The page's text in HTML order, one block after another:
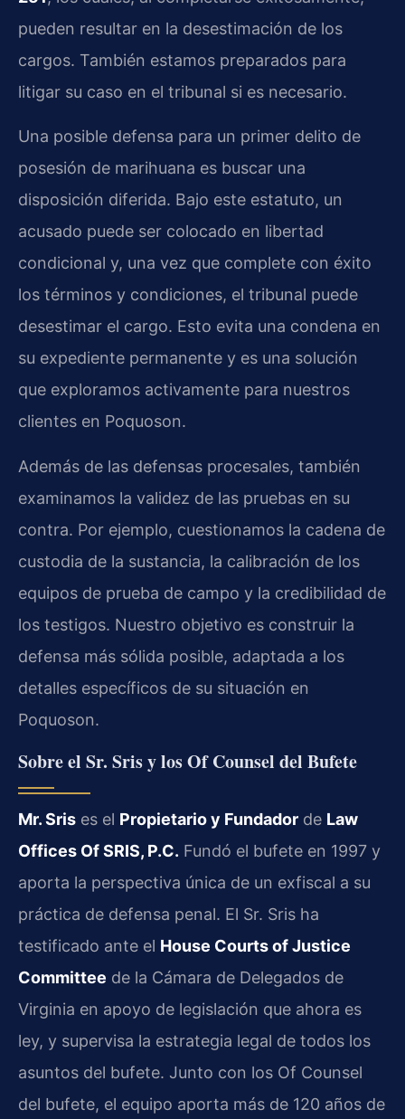
pueden resultar en la desestimación de los
cargos. También estamos preparados para
litigar su caso en el tribunal si es necesario.
Una posible defensa para un primer delito de
posesión de marihuana es buscar una
disposición diferida. Bajo este estatuto, un
acusado puede ser colocado en libertad
condicional y, una vez que complete con éxito
los términos y condiciones, el tribunal puede
desestimar el cargo. Esto evita una condena en
su expediente permanente y es una solución
que exploramos activamente para nuestros
clientes en Poquoson.
Además de las defensas procesales, también
examinamos la validez de las pruebas en su
contra. Por ejemplo, cuestionamos la cadena de
custodia de la sustancia, la calibración de los
equipos de prueba de campo y la credibilidad de
los testigos. Nuestro objetivo es construir la
defensa más sólida posible, adaptada a los
detalles específicos de su situación en
Poquoson.
Sobre el Sr. Sris y los Of Counsel del Bufete
Mr. Sris es el Propietario y Fundador de Law
Offices Of SRIS, P.C. Fundó el bufete en 1997 y
aporta la perspectiva única de un exfiscal a su
práctica de defensa penal. El Sr. Sris ha
testificado ante el House Courts of Justice
Committee de la Cámara de Delegados de
Virginia en apoyo de legislación que ahora es
ley, y supervisa la estrategia legal de todos los
asuntos del bufete. Junto con los Of Counsel
del bufete, el equipo aporta más de 120 años de